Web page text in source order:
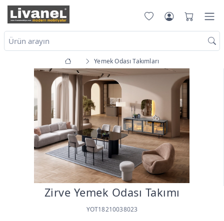
Yemek Odası Takımları
Zirve Yemek Odası Takımı
YOT18210038023